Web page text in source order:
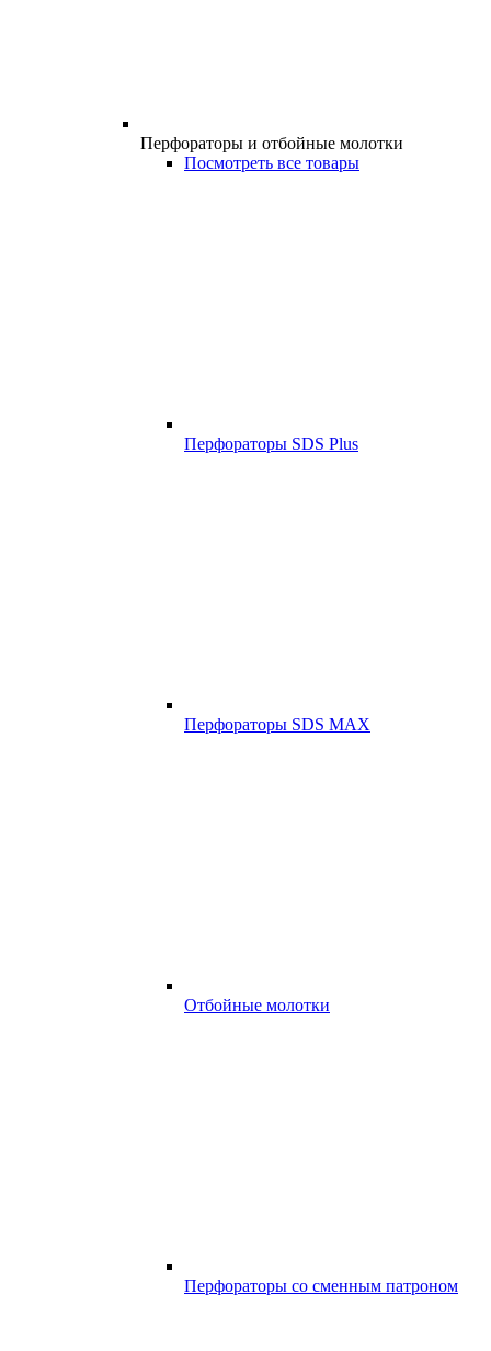
Перфораторы и отбойные молотки
Посмотреть все товары
Перфораторы SDS Plus
Перфораторы SDS MAX
Отбойные молотки
Перфораторы со сменным патроном